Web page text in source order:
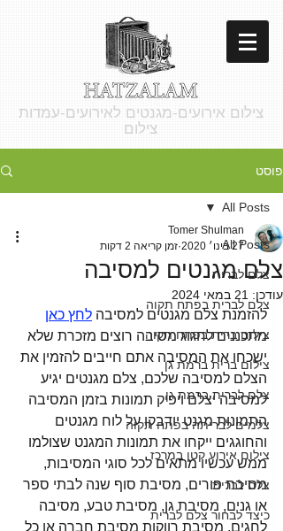
צילום אירועים-מגנטים לאירועים-עמדות
צילום
פוסט
All Posts
צלם לברית
צלם לברית בפתח תקוה
צילום ברית בפתח תקוה
צילום ברית ברמת גן
צלם לברית ברמת גן
צלמים לבריתה בפתח תקוה
צילום אירוע קטן במרכז
צלם לברית
כיצד לבחור צלם לברית
All Posts
צלם מגנטים למסיבה
Tomer Shulman
27 בינו׳ 2020
זמן קריאה 2 דקות
עודכן: 21 במאי 2024
להזמנת צלם מגנטים למסיבה לחץ כאן
מתכננים לחגוג מסיבה רוצים מזכרת שלא
ישכחו את המסיבה אתם חייבים להזמין את
הצלם למסיבה שלכם, צלם מגנטים יגיע
למסיבה יצלם ויפיק תמונות בזמן המסיבה
התמונות מגנט יודבקו על לוח מגנטים
והחוגגים ייקחו את תמונות המגנט שצולמו
ממש עכשיו מתאים לכל סוגי המסיבות,
מסיבת פורים, מסיבת סוף שנה לבתי ספר
או גנים, מסיבת גן, מסיבת טבע, מסיבה
לחגים, מסיבת רווקות מסיבת חברה או כל